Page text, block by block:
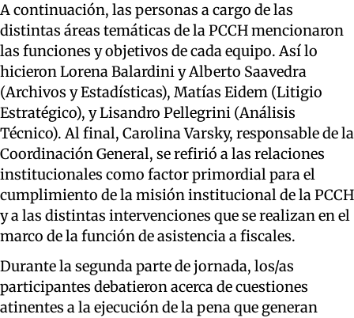
A continuación, las personas a cargo de las
distintas áreas temáticas de la PCCH mencionaron
las funciones y objetivos de cada equipo. Así lo
hicieron Lorena Balardini y Alberto Saavedra
(Archivos y Estadísticas), Matías Eidem (Litigio
Estratégico), y Lisandro Pellegrini (Análisis
Técnico). Al final, Carolina Varsky, responsable de la
Coordinación General, se refirió a las relaciones
institucionales como factor primordial para el
cumplimiento de la misión institucional de la PCCH
y a las distintas intervenciones que se realizan en el
marco de la función de asistencia a fiscales.
Durante la segunda parte de jornada, los/as
participantes debatieron acerca de cuestiones
atinentes a la ejecución de la pena que generan